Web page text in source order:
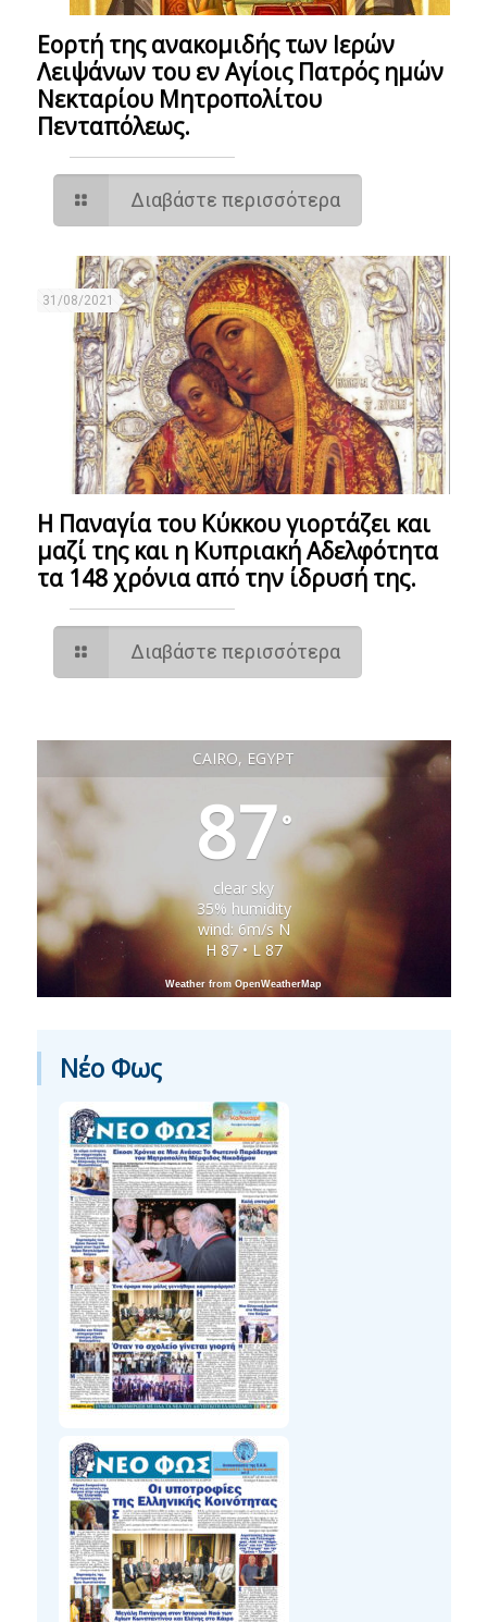
Eορτή της ανακομιδής των Ιερών
Λειψάνων του εν Αγίοις Πατρός ημών
Νεκταρίου Μητροπολίτου
Πενταπόλεως.
Διαβάστε περισσότερα
31/08/2021
Η Παναγία του Κύκκου γιορτάζει και
μαζί της και η Κυπριακή Αδελφότητα
τα 148 χρόνια από την ίδρυσή της.
Διαβάστε περισσότερα
CAIRO, EGYPT
87°
clear sky
35% humidity
wind: 6m/s N
H 87 • L 87
Weather from OpenWeatherMap
Νέο Φως